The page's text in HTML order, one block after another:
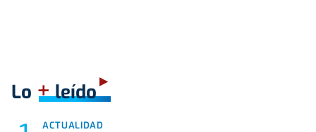
Lo +leído
ACTUALIDAD